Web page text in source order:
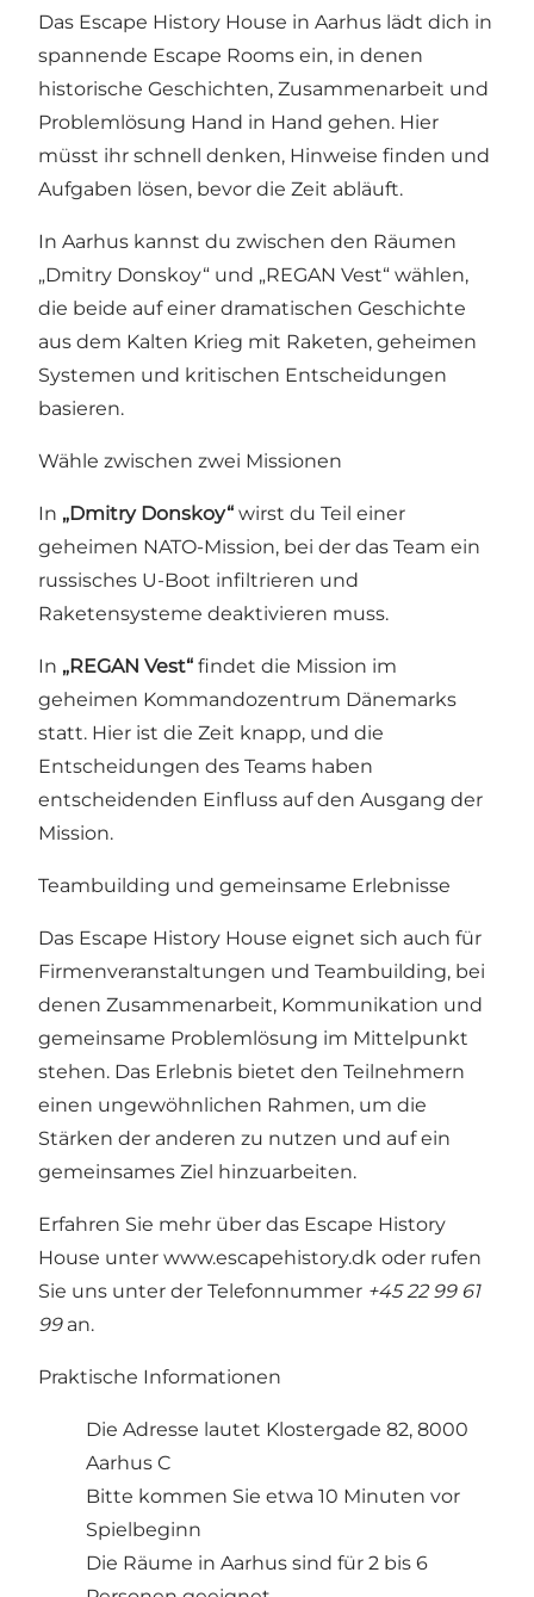
Das Escape History House in Aarhus lädt dich in
spannende Escape Rooms ein, in denen
historische Geschichten, Zusammenarbeit und
Problemlösung Hand in Hand gehen. Hier
müsst ihr schnell denken, Hinweise finden und
Aufgaben lösen, bevor die Zeit abläuft.
In Aarhus kannst du zwischen den Räumen
„Dmitry Donskoy“ und „REGAN Vest“ wählen,
die beide auf einer dramatischen Geschichte
aus dem Kalten Krieg mit Raketen, geheimen
Systemen und kritischen Entscheidungen
basieren.
Wähle zwischen zwei Missionen
In „Dmitry Donskoy“ wirst du Teil einer
geheimen NATO-Mission, bei der das Team ein
russisches U-Boot infiltrieren und
Raketensysteme deaktivieren muss.
In „REGAN Vest“ findet die Mission im
geheimen Kommandozentrum Dänemarks
statt. Hier ist die Zeit knapp, und die
Entscheidungen des Teams haben
entscheidenden Einfluss auf den Ausgang der
Mission.
Teambuilding und gemeinsame Erlebnisse
Das Escape History House eignet sich auch für
Firmenveranstaltungen und Teambuilding, bei
denen Zusammenarbeit, Kommunikation und
gemeinsame Problemlösung im Mittelpunkt
stehen. Das Erlebnis bietet den Teilnehmern
einen ungewöhnlichen Rahmen, um die
Stärken der anderen zu nutzen und auf ein
gemeinsames Ziel hinzuarbeiten.
Erfahren Sie mehr über das Escape History
House unter www.escapehistory.dk oder rufen
Sie uns unter der Telefonnummer +45 22 99 61
99an.
Praktische Informationen
Die Adresse lautet Klostergade 82, 8000
Aarhus C
Bitte kommen Sie etwa 10 Minuten vor
Spielbeginn
Die Räume in Aarhus sind für 2 bis 6